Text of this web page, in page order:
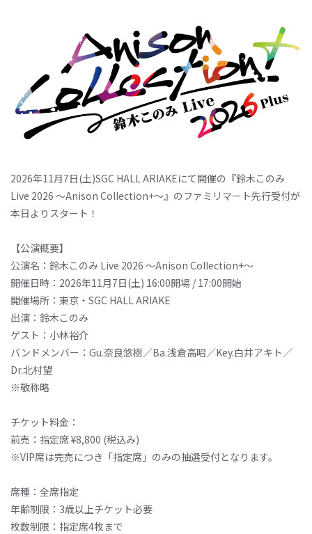
2026年11月7日(土)SGC HALL ARIAKEにて開催の『鈴木このみ
Live 2026 ～Anison Collection+～』のファミリマート先行受付が
本日よりスタート！
【公演概要】
公演名：鈴木このみ Live 2026 ～Anison Collection+～
開催日時：2026年11月7日(土) 16:00開場 / 17:00開始
開催場所：東京・SGC HALL ARIAKE
出演：鈴木このみ
ゲスト：小林裕介
バンドメンバー：Gu.奈良悠樹／Ba.浅倉高昭／Key.白井アキト／
Dr.北村望
※敬称略
チケット料金：
前売：指定席 ¥8,800 (税込み)
※VIP席は完売につき「指定席」のみの抽選受付となります。
席種：全席指定
年齢制限：3歳以上チケット必要
枚数制限：指定席4枚まで